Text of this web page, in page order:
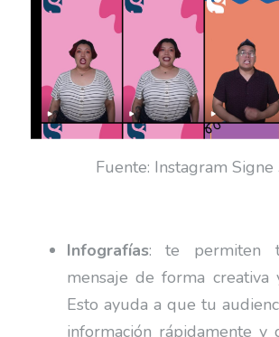
Fuente: Instagram Signe
Infografías: te permiten
mensaje de forma creativa
Esto ayuda a que tu
información rápidamente y